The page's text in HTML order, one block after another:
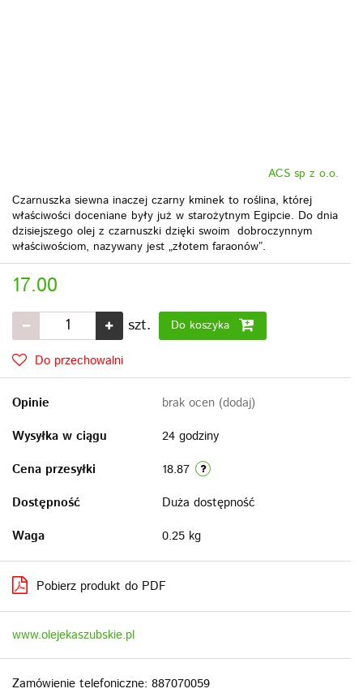
ACS sp z o.o.
Czarnuszka siewna inaczej czarny kminek to roślina, której
właściwości doceniane były już w starożytnym Egipcie. Do dnia
dzisiejszego olej z czarnuszki dzięki swoim dobroczynnym
właściwościom, nazywany jest „złotem faraonów”.
17.00
szt. Do koszyka
Do przechowalni
Opinie brak ocen (dodaj)
Wysyłka w ciągu
24 godziny
Cena przesyłki
18.87
Dostępność
Duża dostępność
Waga
0.25 kg
Pobierz produkt do PDF
www.olejekaszubskie.pl
Zamówienie telefoniczne: 887070059